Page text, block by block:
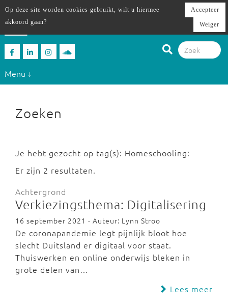
Menu ↓
Zoeken
Je hebt gezocht op tag(s): Homeschooling:
Er zijn 2 resultaten.
Achtergrond
Verkiezingsthema: Digitalisering
16 september 2021 - Auteur: Lynn Stroo
De coronapandemie legt pijnlijk bloot hoe
slecht Duitsland er digitaal voor staat.
Thuiswerken en online onderwijs bleken in
grote delen van…
Lees meer
Op deze site worden cookies gebruikt, wilt u hiermee
akkoord gaan?
Accepteer
Weiger